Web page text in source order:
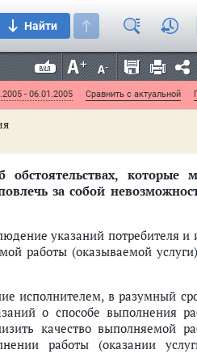
Найти
- 06.01.2005 Сравнить с актуальной
(повреждение) материала
особых свойствах материала
либо если указанные
этого материала (вещи).
которые
за собой
указаний потребителя и
работы (оказываемой
исполнителем, в разумный
о способе выполнения
качество выполняемой
работы (оказании